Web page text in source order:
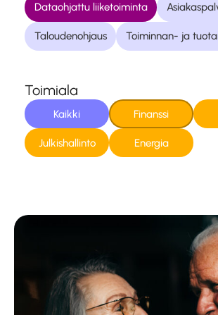
Dataohjattu liiketoiminta
Taloudenohjaus Toiminnan- ja
Toimiala
Kaikki Finanssi
Julkishallinto Energia